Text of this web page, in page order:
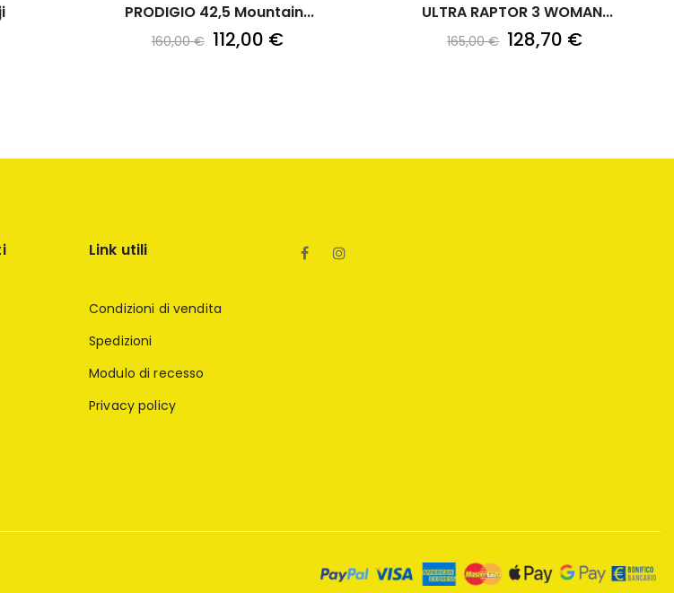
PRODIGIO 42,5 Mountain...
160,00 € 112,00 €
ULTRA RAPTOR 3 WOMAN...
165,00 € 128,70 €
Link utili
Condizioni di vendita
Spedizioni
Modulo di recesso
Privacy policy
Facebook